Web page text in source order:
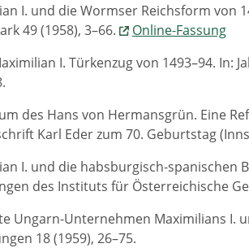
I. und die Wormser Reichsform von
49 (1958), 3–66.
Online-Fassung
I. Türkenzug von 1493–94. In:
des Hans von Hermansgrün. Eine
Karl Eder zum 70. Geburtstag
I. und die habsburgisch-spanischen
des Instituts für Österreichische
Ungarn-Unternehmen Maximilians I.
18 (1959), 26–75.